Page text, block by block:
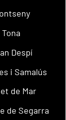
Tona
Despí
i Samalús
de Mar
de Segarra